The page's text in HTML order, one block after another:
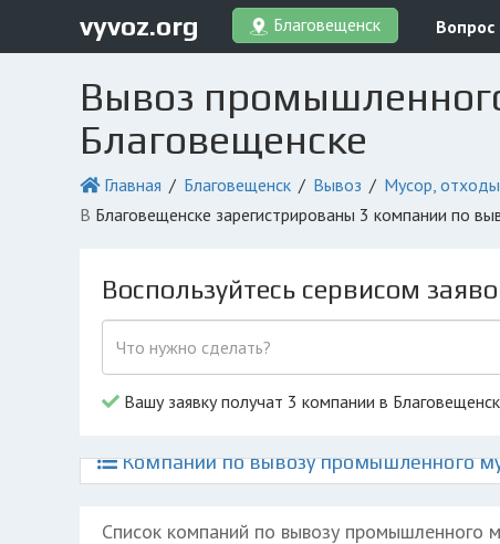
vyvoz.org Благовещенск
Вывоз
Благовещенске
Главная Благовещенск Вывоз Мусор, отходы
в Благовещенске зарегистрированы 3 компании по
Воспользуйтесь сервисом
Вашу заявку получат 3 компании в
Компании по вывозу промышленного
Список компаний по вывозу промышленного